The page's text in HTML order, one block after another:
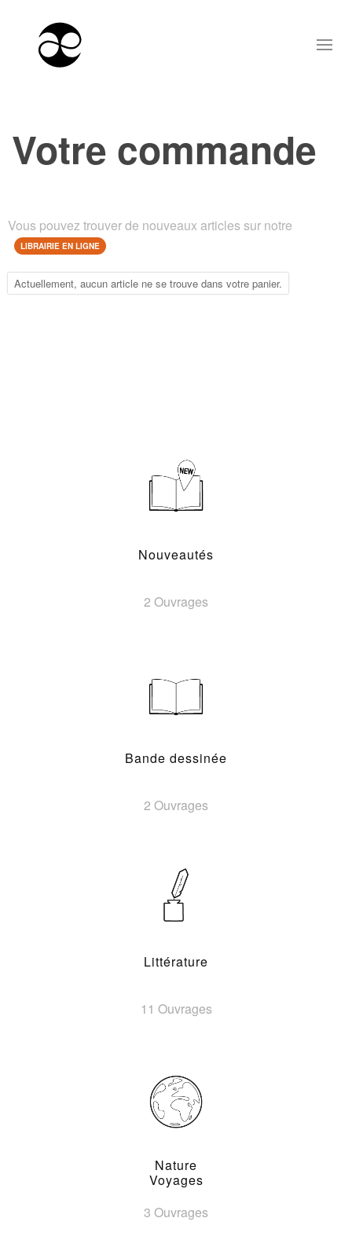
Votre commande
Vous pouvez trouver de nouveaux articles sur notre
LIBRAIRIE EN LIGNE
Actuellement, aucun article ne se trouve dans votre panier.
Nouveautés
2 Ouvrages
Bande dessinée
2 Ouvrages
Littérature
11 Ouvrages
Nature
Voyages
3 Ouvrages